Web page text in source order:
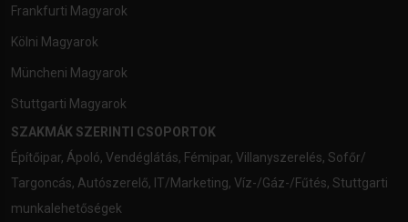
Frankfurti Magyarok
Kölni Magyarok
Müncheni Magyarok
Stuttgarti Magyarok
SZAKMÁK SZERINTI CSOPORTOK
Építőipar, Ápoló, Vendéglátás, Fémipar, Villanyszerelés, Sofőr/
Targoncás, Autószerelő, IT/Marketing, Víz-/Gáz-/Fűtés, Stuttgarti
munkalehetőségek